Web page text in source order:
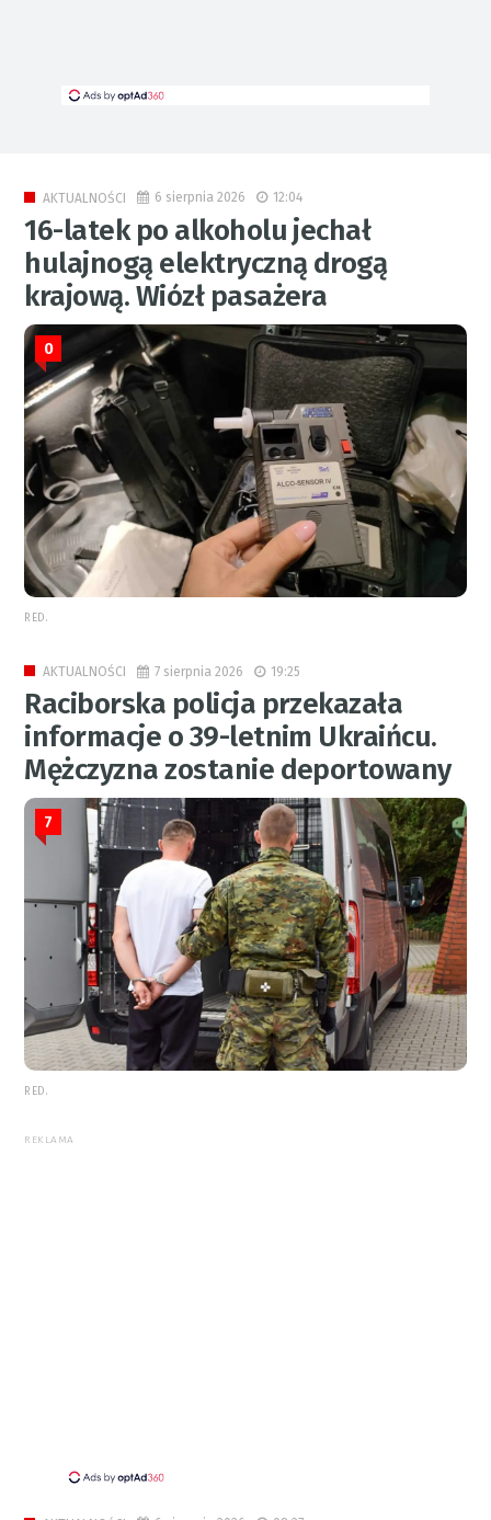
AKTUALNOŚCI 6 sierpnia 2026 12:04
16-latek po alkoholu jechał
hulajnogą elektryczną drogą
krajową. Wiózł pasażera
0
RED.
AKTUALNOŚCI 7 sierpnia 2026 19:25
Raciborska policja przekazała
informacje o 39-letnim Ukraińcu.
Mężczyzna zostanie deportowany
7
RED.
REKLAMA